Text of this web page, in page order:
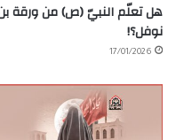
هل تعلّم النبيّ (ص) من ورقة
نوفل؟!
17/01/2026